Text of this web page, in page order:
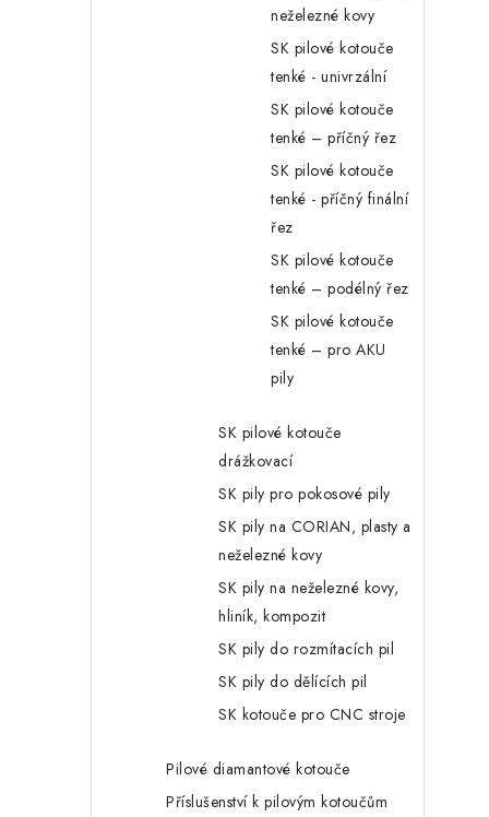
neželezné kovy
SK pilové kotouče
tenké - univrzální
SK pilové kotouče
tenké – příčný řez
SK pilové kotouče
tenké - příčný finální
řez
SK pilové kotouče
tenké – podélný řez
SK pilové kotouče
tenké – pro AKU
pily
SK pilové kotouče
drážkovací
SK pily pro pokosové pily
SK pily na CORIAN, plasty a
neželezné kovy
SK pily na neželezné kovy,
hliník, kompozit
SK pily do rozmítacích pil
SK pily do dělících pil
SK kotouče pro CNC stroje
Pilové diamantové kotouče
Příslušenství k pilovým kotoučům